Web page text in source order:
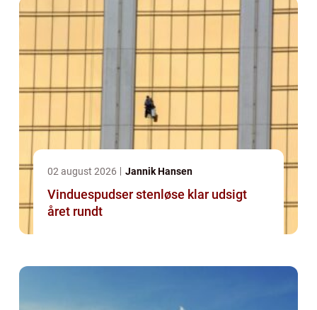
02 august 2026 Jannik Hansen
Vinduespudser stenløse klar udsigt
året rundt